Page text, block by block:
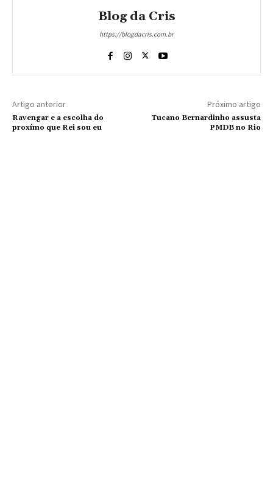
Blog da Cris
https://blogdacris.com.br
Artigo anterior
Ravengar e a escolha do
proxímo que Rei sou eu
Próximo artigo
Tucano Bernardinho assusta
PMDB no Rio